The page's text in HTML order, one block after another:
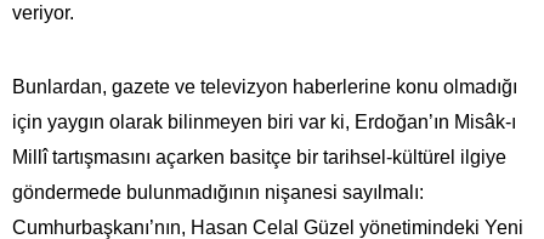
veriyor.
Bunlardan, gazete ve televizyon haberlerine konu olmadığı
için yaygın olarak bilinmeyen biri var ki, Erdoğan’ın Misâk-ı
Millî tartışmasını açarken basitçe bir tarihsel-kültürel ilgiye
göndermede bulunmadığının nişanesi sayılmalı:
Cumhurbaşkanı’nın, Hasan Celal Güzel yönetimindeki Yeni